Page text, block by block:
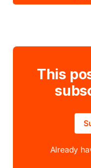
This
Already